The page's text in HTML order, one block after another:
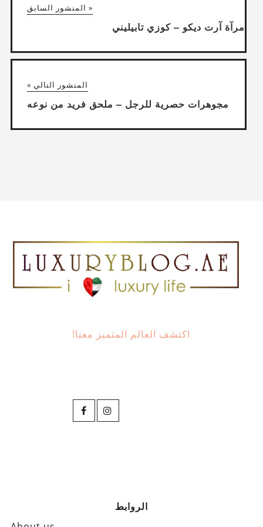
« المنشور السابق
مرآة آرت ديكو – كوزي تابيليني
المنشور التالي »
مجوهرات حصرية للرجل – ملحق فريد من نوعه
اكتشف العالم المتميز معنا!
الروابط